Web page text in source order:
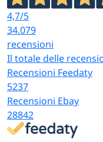
4,7/5
34.079
recensioni
Il totale delle
Recensioni Feedaty
5237
Recensioni Ebay
28842